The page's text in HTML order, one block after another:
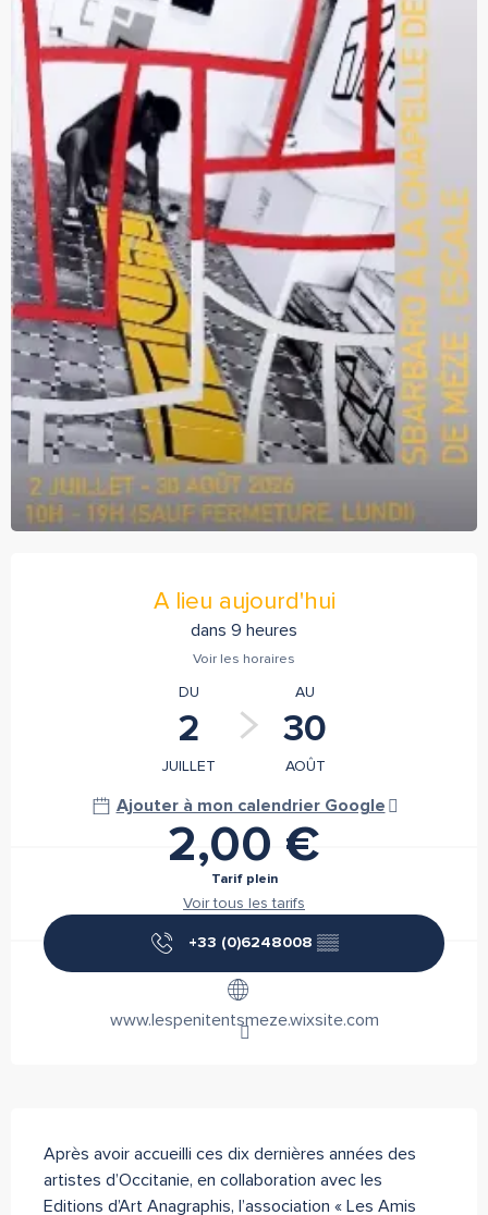
Ouverture et coordonnées
A lieu aujourd'hui
dans 9 heures
Voir les horaires
DU
2
JUILLET
AU
30
AOÛT
Ajouter à mon calendrier Google
2,00 €
Tarif plein
Voir tous les tarifs
+33 (0)6248008 ▒▒
www.lespenitentsmeze.wixsite.com
Description
Après avoir accueilli ces dix dernières années des
artistes d’Occitanie, en collaboration avec les
Editions d’Art Anagraphis, l’association « Les Amis